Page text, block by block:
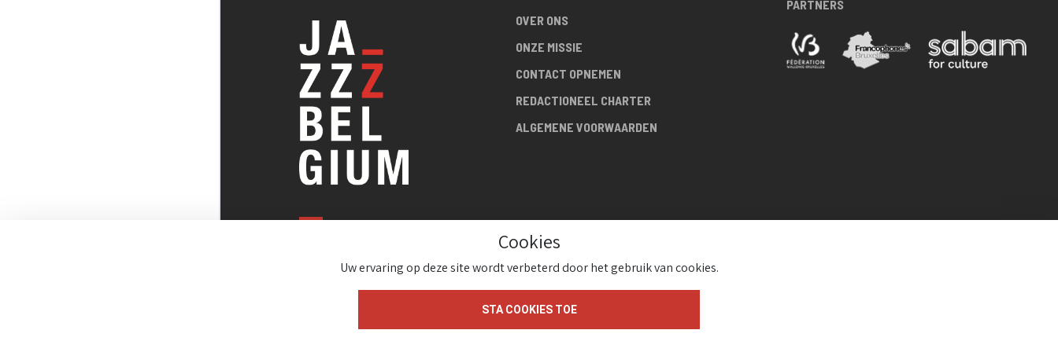
BELGISCHE
OVER ONS
ONZE MISSIE
CONTACT OPNEMEN
REDACTIONEEL CHARTER
ALGEMENE VOORWAARDEN
PARTNERS
Cookies
Uw ervaring op deze site wordt verbeterd door het gebruik van cookies.
STA COOKIES TOE